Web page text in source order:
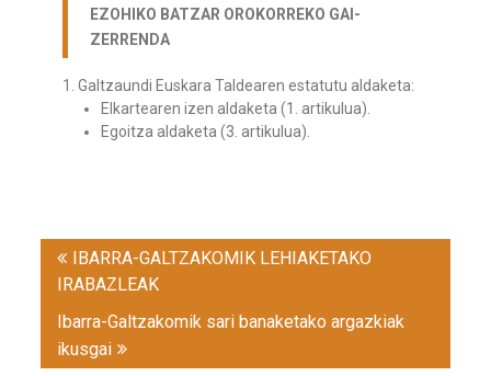
EZOHIKO BATZAR OROKORREKO GAI-
ZERRENDA
Galtzaundi Euskara Taldearen estatutu aldaketa:
Elkartearen izen aldaketa (1. artikulua).
Egoitza aldaketa (3. artikulua).
Post
navigation
IBARRA-GALTZAKOMIK LEHIAKETAKO
IRABAZLEAK
Ibarra-Galtzakomik sari banaketako argazkiak
ikusgai